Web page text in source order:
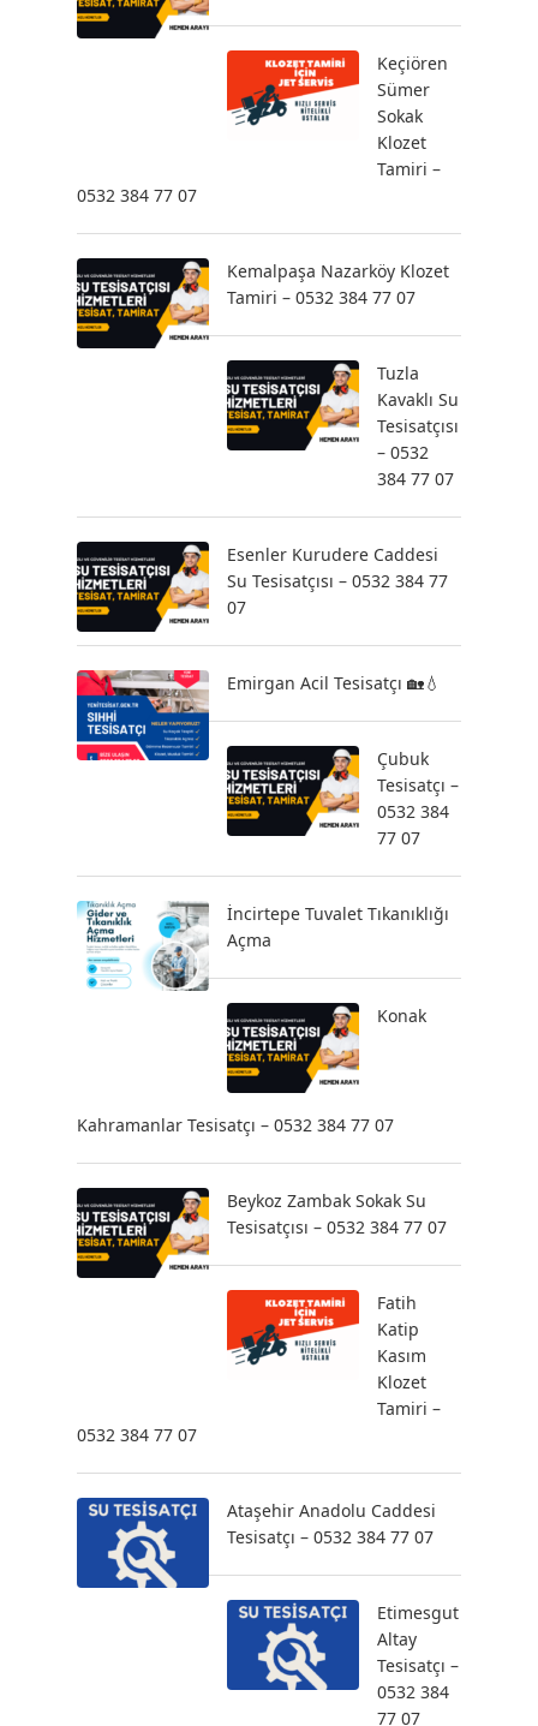
Keçiören
Sümer
Sokak
Klozet
Tamiri –
0532 384 77 07
Kemalpaşa Nazarköy Klozet
Tamiri – 0532 384 77 07
Tuzla
Kavaklı Su
Tesisatçısı
– 0532
384 77 07
Esenler Kurudere Caddesi
Su Tesisatçısı – 0532 384 77
07
Emirgan Acil Tesisatçı 🏡💧
Çubuk
Tesisatçı –
0532 384
77 07
İncirtepe Tuvalet Tıkanıklığı
Açma
Konak
Kahramanlar Tesisatçı – 0532 384 77 07
Beykoz Zambak Sokak Su
Tesisatçısı – 0532 384 77 07
Fatih
Katip
Kasım
Klozet
Tamiri –
0532 384 77 07
Ataşehir Anadolu Caddesi
Tesisatçı – 0532 384 77 07
Etimesgut
Altay
Tesisatçı –
0532 384
77 07